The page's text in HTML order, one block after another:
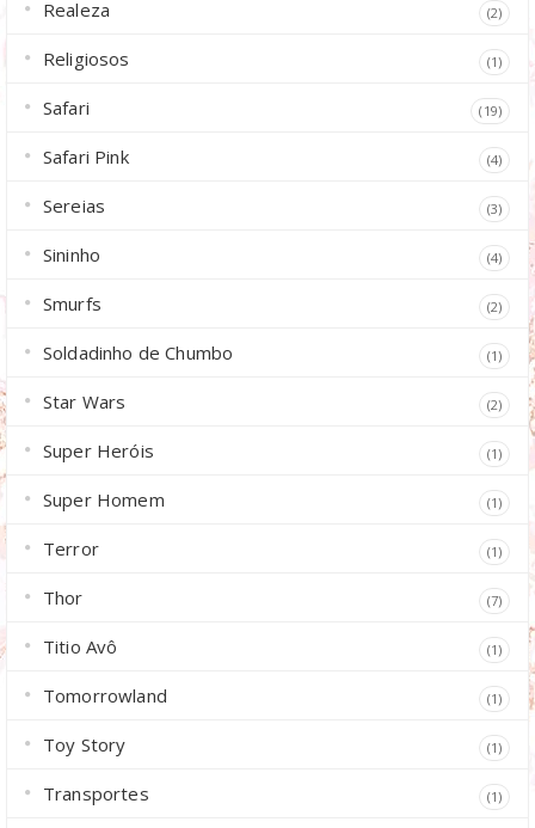
Realeza (2)
Religiosos (1)
Safari (19)
Safari Pink (4)
Sereias (3)
Sininho (4)
Smurfs (2)
Soldadinho de Chumbo (1)
Star Wars (2)
Super Heróis (1)
Super Homem (1)
Terror (1)
Thor (7)
Titio Avô (1)
Tomorrowland (1)
Toy Story (1)
Transportes (1)